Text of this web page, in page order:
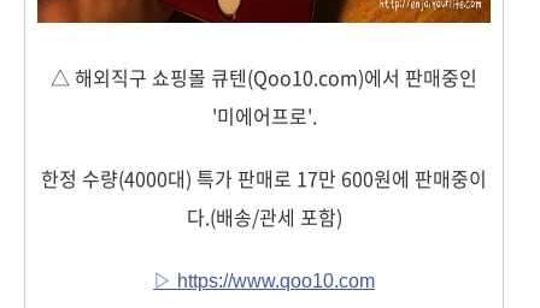
△ 해외직구 쇼핑몰 큐텐(Qoo10.com)에서 판매중인
'미에어프로'.
한정 수량(4000대) 특가 판매로 17만 600원에 판매중이
다.(배송/관세 포함)
▷ https://www.qoo10.com